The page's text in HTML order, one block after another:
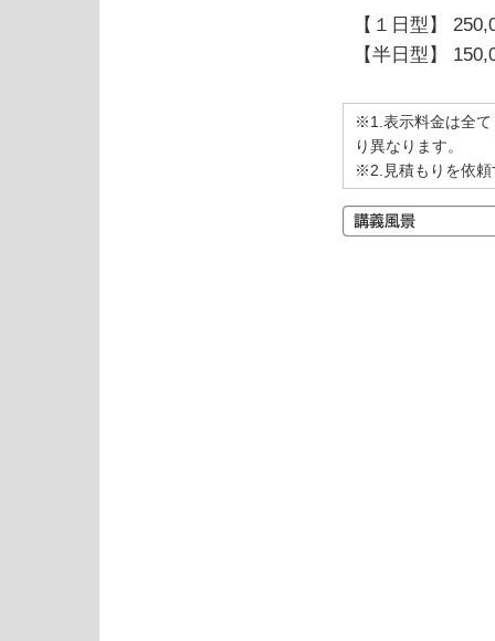
【１日型】
【半日型】
※1.表示料金は全て
り異なります。
※2.見積もりを依頼